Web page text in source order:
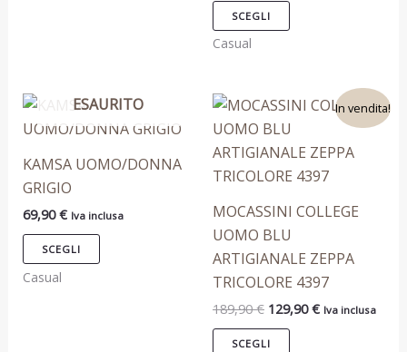
SCEGLI
pagina
Casual
ESAURITO
KAMSA UOMO/DONNA
GRIGIO
69,90€ Iva inclusa
SCEGLI
Questo
prodotto
più
Le
possono
Casual
In vendita!
MOCASSINI COLLEGE
UOMO BLU
ARTIGIANALE ZEPPA
TRICOLORE 4397
189,90€
Il
prezzo
originale
era:
129,90€
Il
prezzo
attuale
è:
Iva inclusa
SCEGLI
Questo
prodotto
ha
più
Le
opzioni
possono
essere
scelte